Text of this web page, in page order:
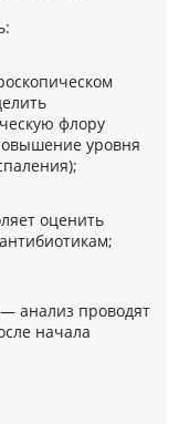
флору
уровня
оценить
анализ проводят
начала